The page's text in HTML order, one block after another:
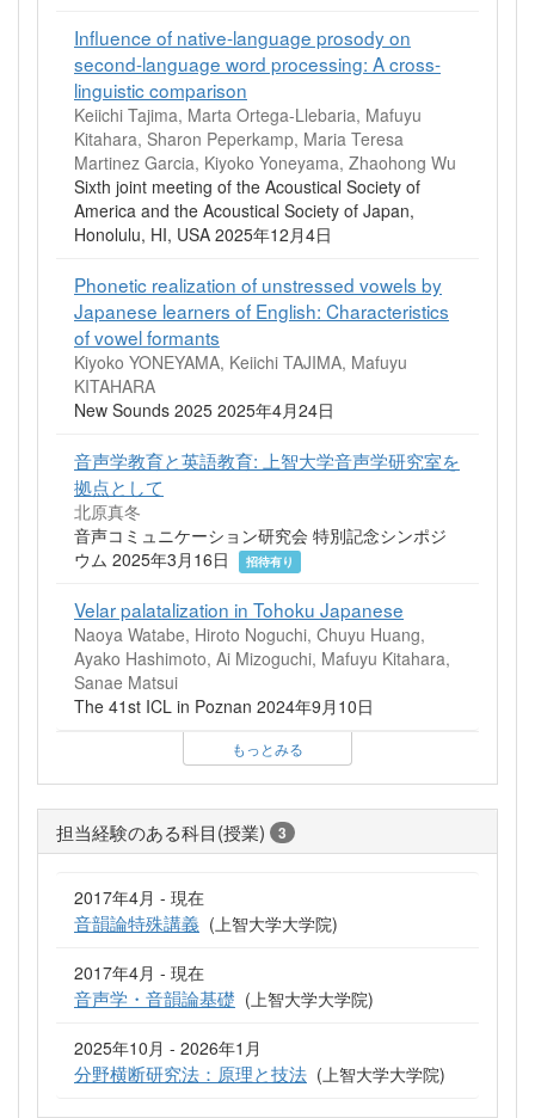
Influence of native-language prosody on
second-language word processing: A cross-
linguistic comparison
Keiichi Tajima, Marta Ortega-Llebaria, Mafuyu
Kitahara, Sharon Peperkamp, Maria Teresa
Martinez Garcia, Kiyoko Yoneyama, Zhaohong Wu
Sixth joint meeting of the Acoustical Society of
America and the Acoustical Society of Japan,
Honolulu, HI, USA 2025年12月4日
Phonetic realization of unstressed vowels by
Japanese learners of English: Characteristics
of vowel formants
Kiyoko YONEYAMA, Keiichi TAJIMA, Mafuyu
KITAHARA
New Sounds 2025 2025年4月24日
音声学教育と英語教育: 上智大学音声学研究室を
拠点として
北原真冬
音声コミュニケーション研究会 特別記念シンポジ
ウム 2025年3月16日
招待有り
Velar palatalization in Tohoku Japanese
Naoya Watabe, Hiroto Noguchi, Chuyu Huang,
Ayako Hashimoto, Ai Mizoguchi, Mafuyu Kitahara,
Sanae Matsui
The 41st ICL in Poznan 2024年9月10日
もっとみる
担当経験のある科目(授業) 3
2017年4月 - 現在
音韻論特殊講義 (上智大学大学院)
2017年4月 - 現在
音声学・音韻論基礎 (上智大学大学院)
2025年10月 - 2026年1月
分野横断研究法：原理と技法 (上智大学大学院)